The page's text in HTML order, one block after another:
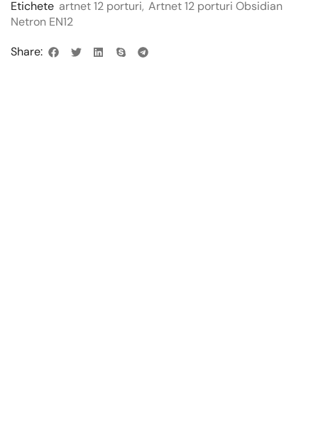
Etichete artnet 12 porturi, Artnet 12 porturi Obsidian
Netron EN12
Share: